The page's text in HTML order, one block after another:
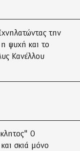
την
ψυχή και το
Κανέλλου
Ο
σκιά μόνο